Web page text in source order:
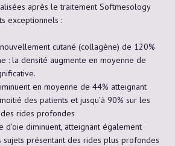
après le traitement Softmesology
exceptionnels :
cutané (collagène) de 120%
: la densité augmente en moyenne de
en moyenne de 44% atteignant
des patients et jusqu’à 90% sur les
rides profondes
d’oie diminuent, atteignant également
sujets présentant des rides plus profondes